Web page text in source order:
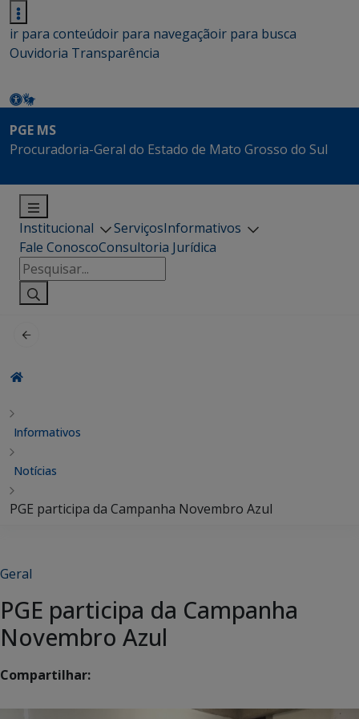
ir para conteúdoir para navegaçãoir para busca
Ouvidoria Transparência
PGE MS
Procuradoria-Geral do Estado de Mato Grosso do Sul
Institucional ServiçosInformativos
Fale ConoscoConsultoria Jurídica
Pesquisar
por:
Informativos
Notícias
PGE participa da Campanha Novembro Azul
Geral
PGE participa da Campanha
Novembro Azul
Compartilhar: